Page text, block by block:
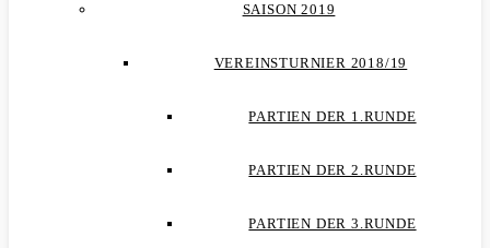
SAISON 2019
VEREINSTURNIER 2018/19
PARTIEN DER 1.RUNDE
PARTIEN DER 2.RUNDE
PARTIEN DER 3.RUNDE